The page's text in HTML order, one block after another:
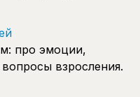
про эмоции,
взросления.